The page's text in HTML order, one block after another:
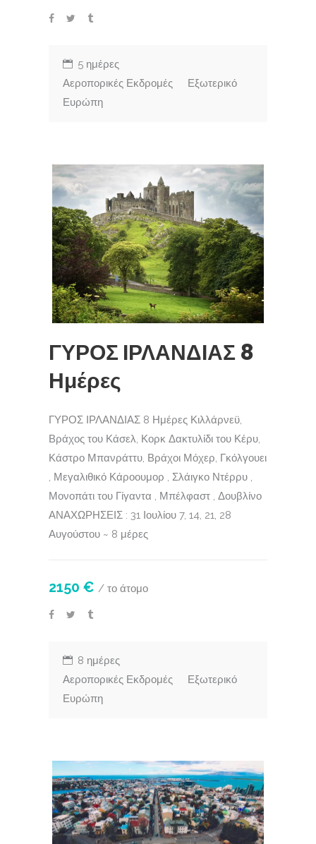
5 ημέρες
Αεροπορικές Εκδρομές
Εξωτερικό
Ευρώπη
ΓΥΡΟΣ ΙΡΛΑΝΔΙΑΣ 8
Ημέρες
ΓΥΡΟΣ ΙΡΛΑΝΔΙΑΣ 8 Ημέρες Κιλλάρνεϋ,
Βράχος του Κάσελ, Κορκ Δακτυλίδι του Κέρυ,
Κάστρο Μπανράττυ, Βράχοι Μόχερ, Γκόλγουει
, Μεγαλιθικό Κάροουμορ , Σλάιγκο Ντέρρυ ,
Μονοπάτι του Γίγαντα , Μπέλφαστ , Δουβλίνο
ΑΝΑΧΩΡΗΣΕΙΣ : 31 Ιουλίου 7, 14, 21, 28
Αυγούστου ~ 8 μέρες
2150 € / το άτομο
8 ημέρες
Αεροπορικές Εκδρομές
Εξωτερικό
Ευρώπη